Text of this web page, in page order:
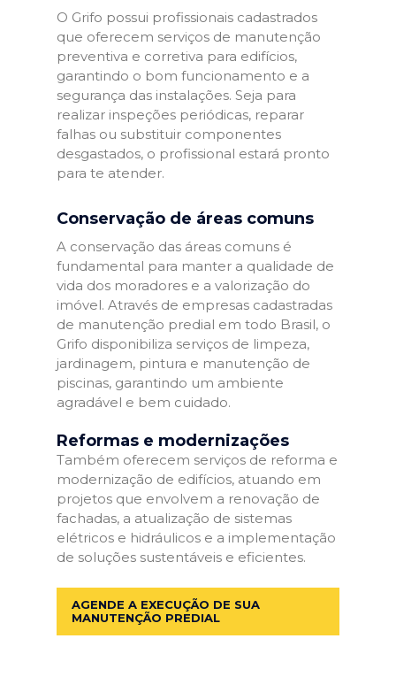
O Grifo possui profissionais cadastrados
que oferecem serviços de manutenção
preventiva e corretiva para edifícios,
garantindo o bom funcionamento e a
segurança das instalações. Seja para
realizar inspeções periódicas, reparar
falhas ou substituir componentes
desgastados, o profissional estará pronto
para te atender.
Conservação de áreas comuns
A conservação das áreas comuns é
fundamental para manter a qualidade de
vida dos moradores e a valorização do
imóvel. Através de empresas cadastradas
de manutenção predial em todo Brasil, o
Grifo disponibiliza serviços de limpeza,
jardinagem, pintura e manutenção de
piscinas, garantindo um ambiente
agradável e bem cuidado.
Reformas e modernizações
Também oferecem serviços de reforma e
modernização de edifícios, atuando em
projetos que envolvem a renovação de
fachadas, a atualização de sistemas
elétricos e hidráulicos e a implementação
de soluções sustentáveis e eficientes.
AGENDE A EXECUÇÃO DE SUA
MANUTENÇÃO PREDIAL